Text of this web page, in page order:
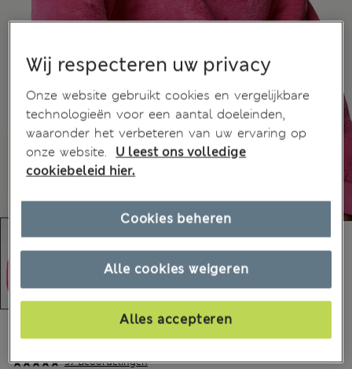
57 Beoordelingen
€32,00 Alle prijzen zijn inclusief btw en invoerrechten
Wij respecteren uw privacy
Onze website gebruikt cookies en vergelijkbare
technologieën voor een aantal doeleinden,
waaronder het verbeteren van uw ervaring op
onze website.
U leest ons volledige
cookiebeleid hier.
Alle cookies weigeren
Alles accepteren
Cookies beheren